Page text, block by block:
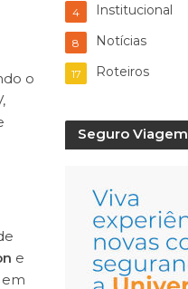
o
e
Institucional
4
Notícias
8
Roteiros
17
Seguro Viagem